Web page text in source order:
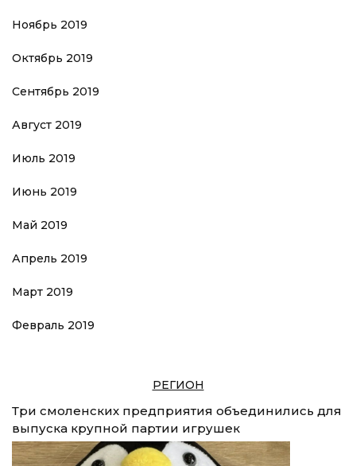
Ноябрь 2019
Октябрь 2019
Сентябрь 2019
Август 2019
Июль 2019
Июнь 2019
Май 2019
Апрель 2019
Март 2019
Февраль 2019
РЕГИОН
Три смоленских предприятия объединились для
выпуска крупной партии игрушек